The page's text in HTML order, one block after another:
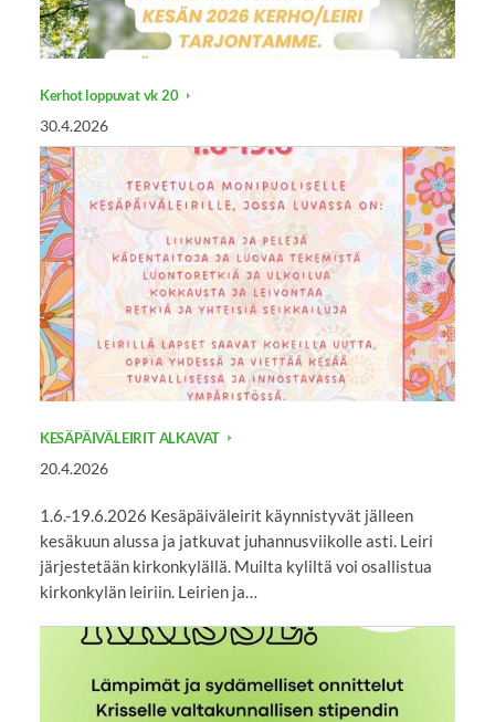
Kerhot loppuvat vk 20
30.4.2026
KESÄPÄIVÄLEIRIT ALKAVAT
20.4.2026
1.6.-19.6.2026 Kesäpäiväleirit käynnistyvät jälleen
kesäkuun alussa ja jatkuvat juhannusviikolle asti. Leiri
järjestetään kirkonkylällä. Muilta kyliltä voi osallistua
kirkonkylän leiriin. Leirien ja…